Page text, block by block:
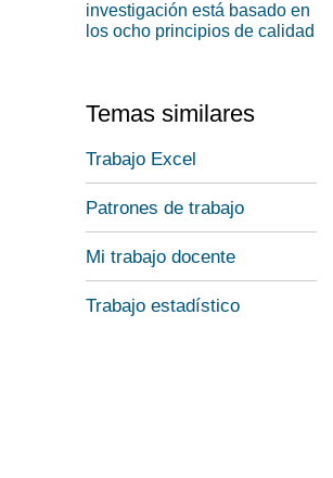
investigación está basado en
los ocho principios de calidad
Temas similares
Trabajo Excel
Patrones de trabajo
Mi trabajo docente
Trabajo estadístico